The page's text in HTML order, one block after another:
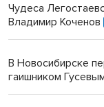
Чудеса
Владимир Коченов
В Новосибирске
гаишником